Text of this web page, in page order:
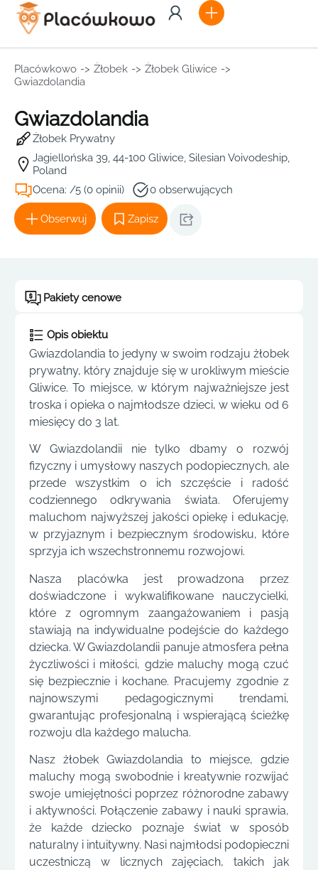
Placówkowo -> Żłobek -> Żłobek Gliwice ->
Gwiazdolandia
Gwiazdolandia
Żłobek Prywatny
Jagiellońska 39, 44-100 Gliwice, Silesian Voivodeship,
Poland
Ocena: /5 (0 opinii)
0 obserwujących
Obserwuj Zapisz
Pakiety cenowe
Opis obiektu
Gwiazdolandia to jedyny w swoim rodzaju żłobek
prywatny, który znajduje się w urokliwym mieście
Gliwice. To miejsce, w którym najważniejsze jest
troska i opieka o najmłodsze dzieci, w wieku od 6
miesięcy do 3 lat.
W Gwiazdolandii nie tylko dbamy o rozwój
fizyczny i umysłowy naszych podopiecznych, ale
przede wszystkim o ich szczęście i radość
codziennego odkrywania świata. Oferujemy
maluchom najwyższej jakości opiekę i edukację,
w przyjaznym i bezpiecznym środowisku, które
sprzyja ich wszechstronnemu rozwojowi.
Nasza placówka jest prowadzona przez
doświadczone i wykwalifikowane nauczycielki,
które z ogromnym zaangażowaniem i pasją
stawiają na indywidualne podejście do każdego
dziecka. W Gwiazdolandii panuje atmosfera pełna
życzliwości i miłości, gdzie maluchy mogą czuć
się bezpiecznie i kochane. Pracujemy zgodnie z
najnowszymi pedagogicznymi trendami,
gwarantując profesjonalną i wspierającą ścieżkę
rozwoju dla każdego malucha.
Nasz żłobek Gwiazdolandia to miejsce, gdzie
maluchy mogą swobodnie i kreatywnie rozwijać
swoje umiejętności poprzez różnorodne zabawy
i aktywności. Połączenie zabawy i nauki sprawia,
że każde dziecko poznaje świat w sposób
naturalny i intuitywny. Nasi najmłodsi podopieczni
uczestniczą w licznych zajęciach, takich jak